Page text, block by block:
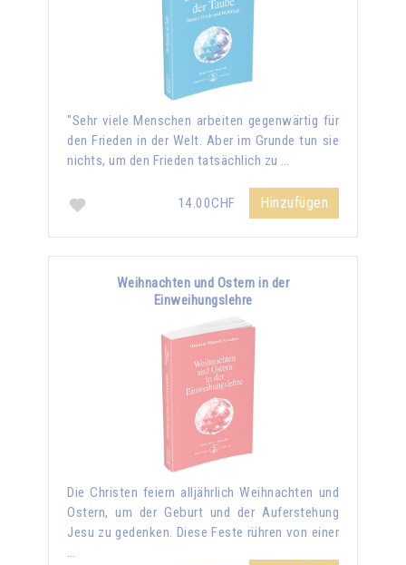
"Sehr viele Menschen arbeiten gegenwärtig für
den Frieden in der Welt. Aber im Grunde tun sie
nichts, um den Frieden tatsächlich zu …
14.00CHF Hinzufügen
Weihnachten und Ostern in der
Einweihungslehre
Die Christen feiern alljährlich Weihnachten und
Ostern, um der Geburt und der Auferstehung
Jesu zu gedenken. Diese Feste rühren von einer
…